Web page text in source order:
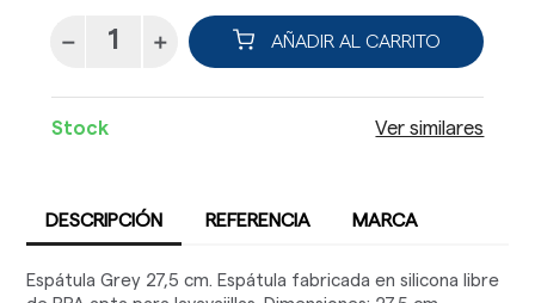
AÑADIR AL CARRITO
Stock Ver similares
DESCRIPCIÓN REFERENCIA MARCA
Espátula Grey 27,5 cm. Espátula fabricada en silicona libre